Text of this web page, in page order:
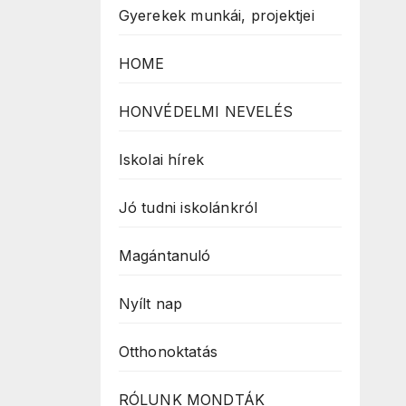
Gyerekek munkái, projektjei
HOME
HONVÉDELMI NEVELÉS
Iskolai hírek
Jó tudni iskolánkról
Magántanuló
Nyílt nap
Otthonoktatás
RÓLUNK MONDTÁK